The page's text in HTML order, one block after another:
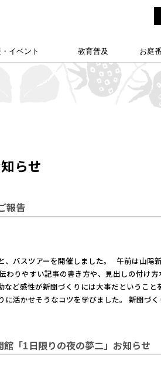
イベント 教育普及
こども夢二新聞
こども学芸員
校外学習について
夢二郷土美術館
ゆめじきょうどびじゅつかん
の
「あいうえお」
お庭
らせ
報告
、バスツアーを開催しました。 午前は山陽
わりやすい記事の書き方や、見出しの付け
ど感性が新聞づくりには大事だというこ
に活かせそうなコツを学びました。 新聞づ
「1日限りの夜の夢二」お知らせ